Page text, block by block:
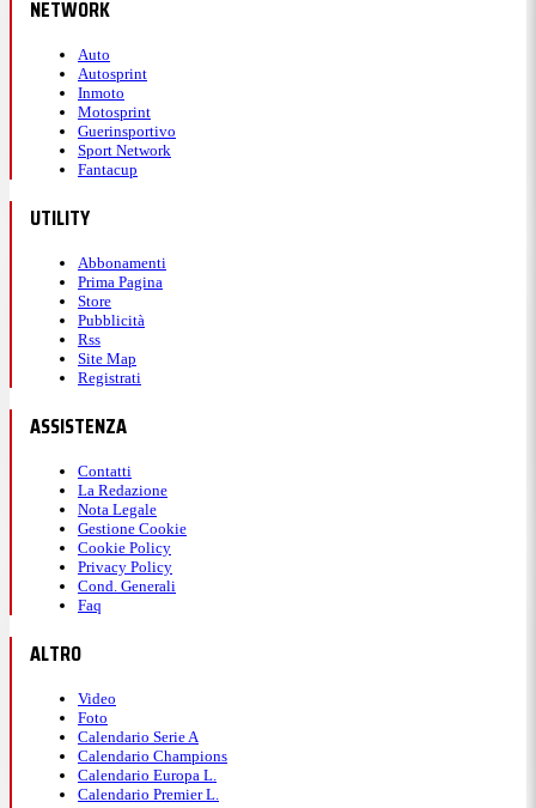
NETWORK
Auto
Autosprint
Inmoto
Motosprint
Guerinsportivo
Sport Network
Fantacup
UTILITY
Abbonamenti
Prima Pagina
Store
Pubblicità
Rss
Site Map
Registrati
ASSISTENZA
Contatti
La Redazione
Nota Legale
Gestione Cookie
Cookie Policy
Privacy Policy
Cond. Generali
Faq
ALTRO
Video
Foto
Calendario Serie A
Calendario Champions
Calendario Europa L.
Calendario Premier L.